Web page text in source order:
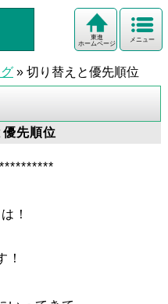
メニュー
東進
ホームページ
» 切り替えと優先順位
先順位
！
！